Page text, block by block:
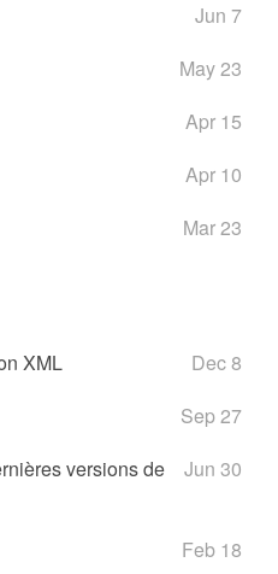
Jun 7
May 23
Apr 15
Apr 10
Mar 23
XML
Dec 8
Sep 27
versions de
Jun 30
Feb 18